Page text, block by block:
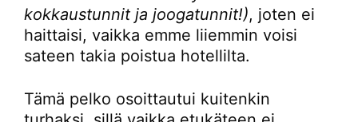
kokkaustunnit ja joogatunnit!), joten ei
haittaisi, vaikka emme liiemmin voisi
sateen takia poistua hotellilta.
Tämä pelko osoittautui kuitenkin